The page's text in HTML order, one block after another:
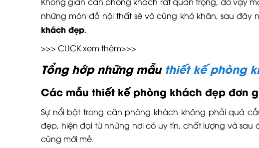
những món đồ nội thất sẽ vô cùng khó khăn, sau đây
khách đẹp.
>>> CLICK xem thêm>>>
Tổng hớp những mẫu thiết kế phòng
Các mẫu thiết kế phòng khách đẹp đơn
Sự nổi bật trong căn phòng khách không phải quá
đẹp, hiện đại từ những nơi có uy tín, chất lượng và
cùng mới mẻ.